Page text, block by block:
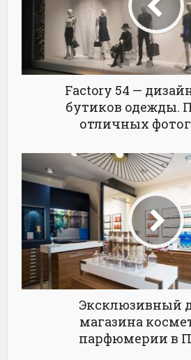
Factory 54 —
бутиков одежды.
отличных
Эксклюзивный
магазина
парфюмерии в